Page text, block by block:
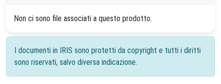
Non ci sono file associati a questo prodotto.
I documenti in IRIS sono protetti da copyright e tutti i diritti
sono riservati, salvo diversa indicazione.